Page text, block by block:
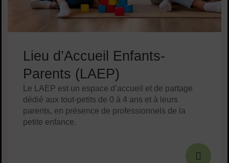
Lieu d’Accueil Enfants-
Parents (LAEP)
Le LAEP est un espace d’accueil et de partage
dédié aux tout-petits de 0 à 4 ans et à leurs
parents, en présence de professionnels de la
petite enfance.